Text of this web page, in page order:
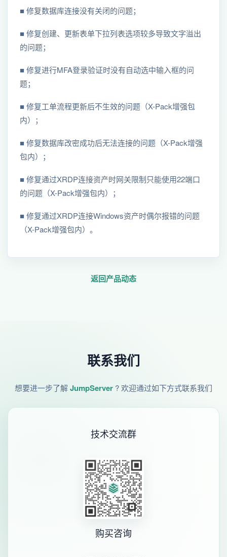
■ 修复数据库连接没有关闭的问题；
■ 修复创建、更新表单下拉列表选项较多导致文字溢出
的问题；
■ 修复进行MFA登录验证时没有自动选中输入框的问
题；
■ 修复工单流程更新后不生效的问题（X-Pack增强包
内）；
■ 修复数据库改密成功后无法连接的问题（X-Pack增强
包内）；
■ 修复通过XRDP连接资产时网关限制只能使用22端口
的问题（X-Pack增强包内）；
■ 修复通过XRDP连接Windows资产时偶尔报错的问题
（X-Pack增强包内）。
返回产品动态
联系我们
想要进一步了解JumpServer ? 欢迎通过如下方式联系我们
技术交流群
购买咨询